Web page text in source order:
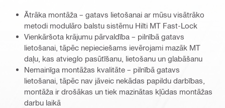
Ātrāka montāža – gatavs lietošanai ar mūsu visātrāko
metodi modulāro balstu sistēmu Hilti MT Fast-Lock
Vienkāršota krājumu pārvaldība – pilnībā gatavs
lietošanai, tāpēc nepieciešams ievērojami mazāk MT
daļu, kas atvieglo pasūtīšanu, lietošanu un glabāšanu
Nemainīga montāžas kvalitāte – pilnībā gatavs
lietošanai, tāpēc nav jāveic nekādas papildu darbības,
montāža ir drošākas un tiek mazinātas kļūdas montāžas
darbu laikā